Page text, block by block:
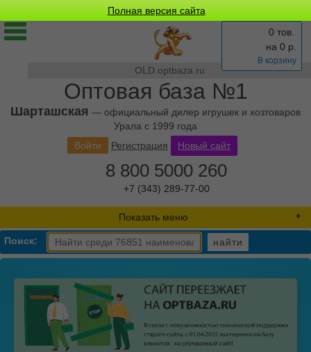
Полная версия сайта
OLD.optbaza.ru
Оптовая база №1
Шарташская — официальный дилер игрушек и хозтоваров
Урала с 1999 года
0 тов.
на 0 р.
В корзину
Войти Регистрация Новый сайт
8 800 5000 260
+7 (343) 289-77-00
Показать меню
Поиск: найти